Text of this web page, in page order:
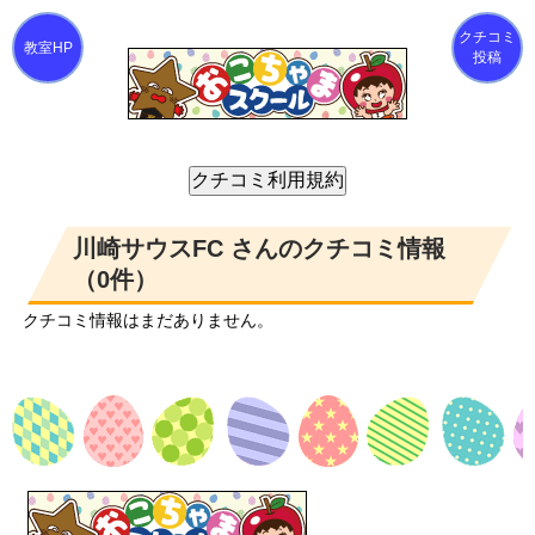
クチコミ
投稿
川崎サウスFC さんのクチコミ情報
（0件）
クチコミ情報はまだありません。